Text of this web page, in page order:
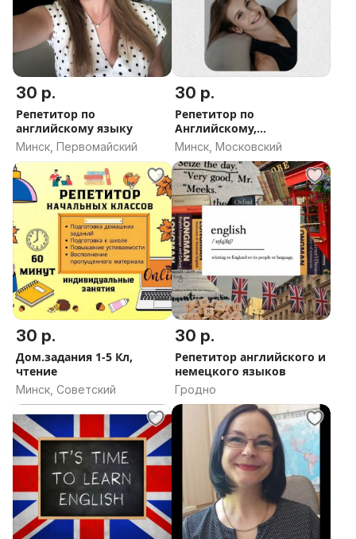
30 р.
Репетитор по
английскому языку
Минск, Первомайский
30 р.
Репетитор по
Английскому,
Французскому,
Испанскому
Минск, Московский
30 р.
Дом.задания 1-5 Кл,
чтение
Минск, Советский
30 р.
Репетитор английского и
немецкого языков
Гродно